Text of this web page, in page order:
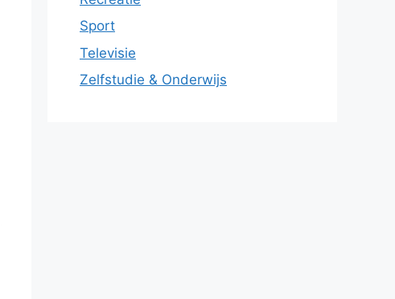
Sport
Televisie
Zelfstudie & Onderwijs